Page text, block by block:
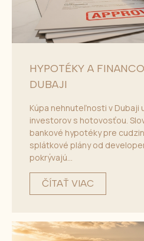
HYPOTÉKY A
DUBAJI
Kúpa nehnuteľnosti v Dubaji
investorov s hotovosťou.
bankové hypotéky pre
splátkové plány od
pokrývajú...
ČÍTAŤ VIAC